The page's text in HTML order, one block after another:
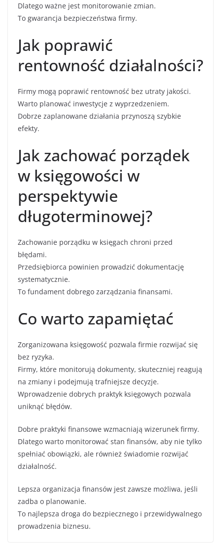
Dlatego ważne jest monitorowanie zmian.
To gwarancja bezpieczeństwa firmy.
Jak poprawić
rentowność działalności?
Firmy mogą poprawić rentowność bez utraty jakości.
Warto planować inwestycje z wyprzedzeniem.
Dobrze zaplanowane działania przynoszą szybkie
efekty.
Jak zachować porządek
w księgowości w
perspektywie
długoterminowej?
Zachowanie porządku w księgach chroni przed
błędami.
Przedsiębiorca powinien prowadzić dokumentację
systematycznie.
To fundament dobrego zarządzania finansami.
Co warto zapamiętać
Zorganizowana księgowość pozwala firmie rozwijać się
bez ryzyka.
Firmy, które monitorują dokumenty, skuteczniej reagują
na zmiany i podejmują trafniejsze decyzje.
Wprowadzenie dobrych praktyk księgowych pozwala
uniknąć błędów.
Dobre praktyki finansowe wzmacniają wizerunek firmy.
Dlatego warto monitorować stan finansów, aby nie tylko
spełniać obowiązki, ale również świadomie rozwijać
działalność.
Lepsza organizacja finansów jest zawsze możliwa, jeśli
zadba o planowanie.
To najlepsza droga do bezpiecznego i przewidywalnego
prowadzenia biznesu.